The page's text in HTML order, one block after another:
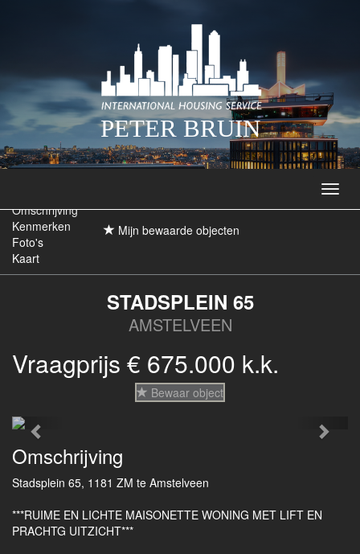
PETER BRUIN
Mijn bewaarde objecten
Omschrijving
Kenmerken
Foto's
Kaart
STADSPLEIN 65
AMSTELVEEN
Vraagprijs € 675.000 k.k.
Bewaar object
Previous Next
Omschrijving
Stadsplein 65, 1181 ZM te Amstelveen
***RUIME EN LICHTE MAISONETTE WONING MET LIFT EN
PRACHTG UITZICHT***